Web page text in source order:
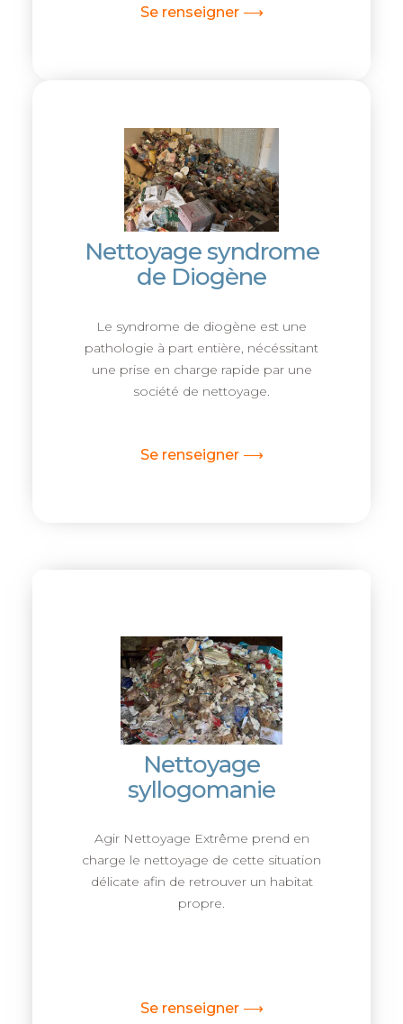
Se renseigner ⟶
Nettoyage syndrome
de Diogène
Le syndrome de diogène est une
pathologie à part entière, nécéssitant
une prise en charge rapide par une
société de nettoyage.
Se renseigner ⟶
Nettoyage
syllogomanie
Agir Nettoyage Extrême prend en
charge le nettoyage de cette situation
délicate afin de retrouver un habitat
propre.
Se renseigner ⟶